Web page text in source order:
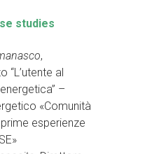
studies
,
“L’utente al
–
«Comunità
esperienze